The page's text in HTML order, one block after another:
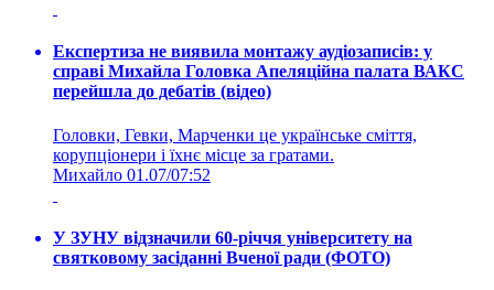
Експертиза не виявила монтажу аудіозаписів: у
справі Михайла Головка Апеляційна палата ВАКС
перейшла до дебатів (відео)
Головки, Гевки, Марченки це українське сміття,
корупціонери і їхнє місце за гратами.
Михайло 01.07/07:52
У ЗУНУ відзначили 60-річчя університету на
святковому засіданні Вченої ради (ФОТО)